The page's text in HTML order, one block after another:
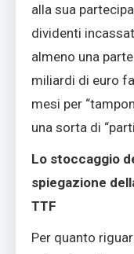
alla sua
dividenti
almeno una
miliardi di euro
mesi per
una sorta di
Lo stoccaggio
spiegazione
TTF
Per quanto